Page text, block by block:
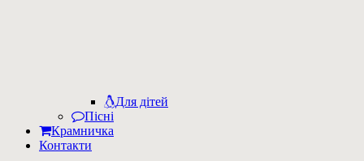
Для дітей
Пісні
Крамничка
Контакти